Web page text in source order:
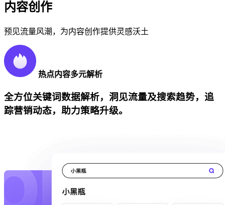
内容创作
预见流量风潮，为内容创作提供灵感沃土
热点内容多元解析
全方位关键词数据解析，洞见流量及搜索趋势，追
踪营销动态，助力策略升级。